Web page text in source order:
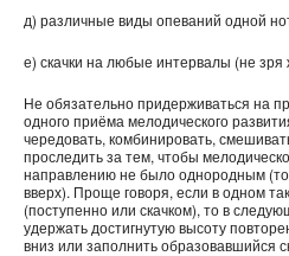
д) различные виды опеваний одной
е) скачки на любые интервалы (не
Не обязательно придерживаться на
одного приёма мелодического
чередовать, комбинировать,
проследить за тем, чтобы
направлению не было однородным (то
вверх). Проще говоря, если в одном
(поступенно или скачком), то в
удержать достигнутую высоту
вниз или заполнить образовавшийся